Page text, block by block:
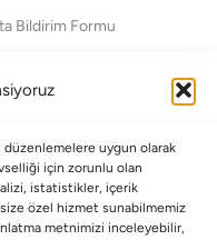
uygun olarak
için zorunlu olan
istatistikler, içerik
özel hizmet sunabilmemiz
metnimizi inceleyebilir,
Bildirim Formu
OLUN